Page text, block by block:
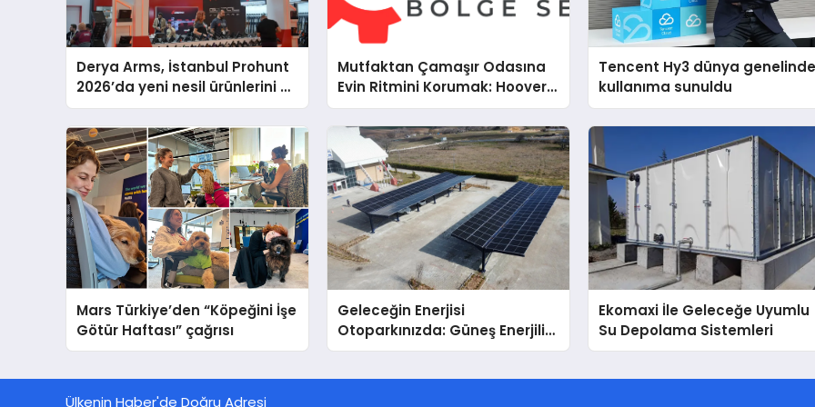
Derya Arms, İstanbul Prohunt
2026’da yeni nesil ürünlerini ve
global marka vizyonunu
sergiledi
Mutfaktan Çamaşır Odasına
Evin Ritmini Korumak: Hoover
Cihazlarında Dürüst Teknik
Destek Deneyimi
Tencent Hy3 dünya
kullanıma sunuldu
Mars Türkiye’den “Köpeğini İşe
Götür Haftası” çağrısı
Geleceğin Enerjisi
Otoparkınızda: Güneş Enerjili
Carport (Solar Otopark)
Ekomaxi İle Geleceğe Uyumlu
Su Depolama Sistemleri
Ülkenin Haber'de Doğru Adresi